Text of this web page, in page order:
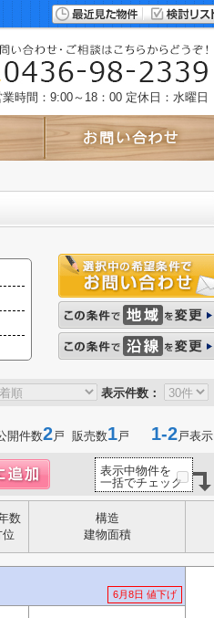
業時間：9:00～18：00 定休日：水曜日
表示件数：
開件数2戸 販売数1戸 1-2戸表示
表示中物件を
一括でチェック
数
位
構造
建物面積
6月8日 値下げ